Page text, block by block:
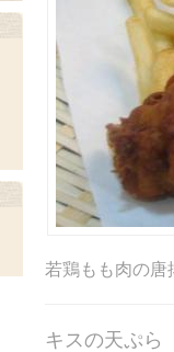
若鶏もも肉の
キスの天ぷら